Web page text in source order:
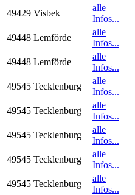
49429 Visbek
alle
Infos...
49448 Lemförde
alle
Infos...
49448 Lemförde
alle
Infos...
49545 Tecklenburg
alle
Infos...
49545 Tecklenburg
alle
Infos...
49545 Tecklenburg
alle
Infos...
49545 Tecklenburg
alle
Infos...
49545 Tecklenburg
alle
Infos...